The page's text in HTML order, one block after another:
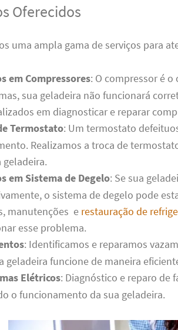
Oferecidos
uma ampla gama de serviços para
em Compressores: O compressor é o
sua geladeira não funcionará
em diagnosticar e reparar
Termostato: Um termostato
Realizamos a troca de
geladeira.
em Sistema de Degelo: Se sua
o sistema de degelo pode
manutenções e restauração de
esse problema.
: Identificamos e reparamos
geladeira funcione de maneira
Elétricos: Diagnóstico e reparo de
o funcionamento da sua geladeira.